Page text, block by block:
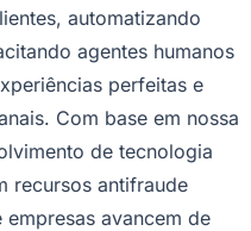
automatizando
agentes humanos
perfeitas e
Com base em nossa
de tecnologia
recursos antifraude
avancem de